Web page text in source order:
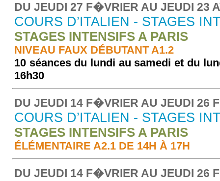
DU JEUDI 27 F�VRIER AU JEUDI 23
COURS D’ITALIEN - STAGES
STAGES INTENSIFS A PARIS
NIVEAU FAUX DÉBUTANT A1.2
10 séances du lundi au samedi et du
16h30
DU JEUDI 14 F�VRIER AU JEUDI 26
COURS D’ITALIEN - STAGES
STAGES INTENSIFS A PARIS
ÉLÉMENTAIRE A2.1 DE 14H À 17H
DU JEUDI 14 F�VRIER AU JEUDI 26